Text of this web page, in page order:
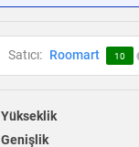
Satıcı: Roomart 10
Yükseklik
Genişlik